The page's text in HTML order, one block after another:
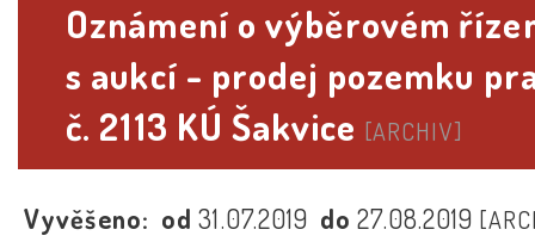
Oznámení o výběrovém
s aukcí - prodej pozemku
č. 2113 KÚ Šakvice [ARCHIV]
Vyvěšeno: od31.07.2019 do27.08.2019